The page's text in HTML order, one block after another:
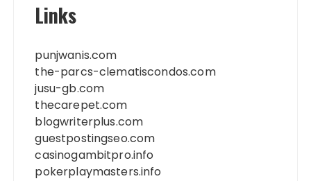
Links
punjwanis.com
the-parcs-clematiscondos.com
jusu-gb.com
thecarepet.com
blogwriterplus.com
guestpostingseo.com
casinogambitpro.info
pokerplaymasters.info